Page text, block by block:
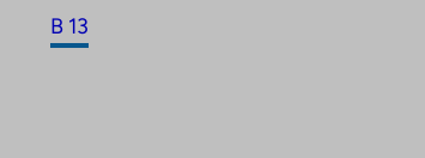
B 13